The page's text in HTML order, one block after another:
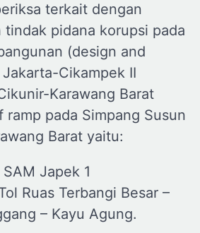
terkait dengan
tindak pidana korupsi pada
(design and
Cikampek II
Karawang Barat
pada Simpang Susun
Barat yaitu:
Japek 1
Ruas Terbangi Besar –
– Kayu Agung.